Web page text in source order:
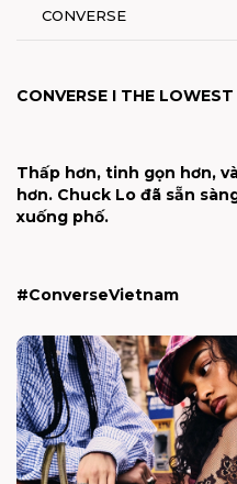
CONVERSE
CONVERSE I THE
Thấp hơn, tinh gọn hơn,
hơn. Chuck Lo đã sẵn
xuống phố.
#ConverseVietnam